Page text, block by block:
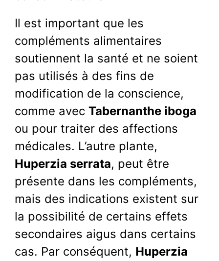
Il est important que les
compléments alimentaires
soutiennent la santé et ne soient
pas utilisés à des fins de
modification de la conscience,
comme avec Tabernanthe iboga
ou pour traiter des affections
médicales. L’autre plante,
Huperzia serrata, peut être
présente dans les compléments,
mais des indications existent sur
la possibilité de certains effets
secondaires aigus dans certains
cas. Par conséquent, Huperzia